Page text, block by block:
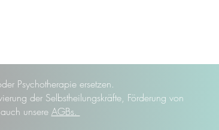
Psychotherapie ersetzen.
der Selbstheilungskräfte, Förderung von
unsere AGBs.